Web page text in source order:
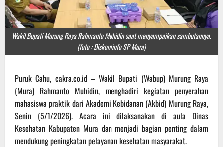
Wakil Bupati Murung Raya Rahmanto Muhidin saat menyampaikan sambutannya.
(foto : Diskominfo SP Mura)
Puruk Cahu, cakra.co.id – Wakil Bupati (Wabup) Murung Raya
(Mura) Rahmanto Muhidin, menghadiri kegiatan penyerahan
mahasiswa praktik dari Akademi Kebidanan (Akbid) Murung Raya,
Senin (5/1/2026). Acara ini dilaksanakan di aula Dinas
Kesehatan Kabupaten Mura dan menjadi bagian penting dalam
mendukung peningkatan pelayanan kesehatan masyarakat.